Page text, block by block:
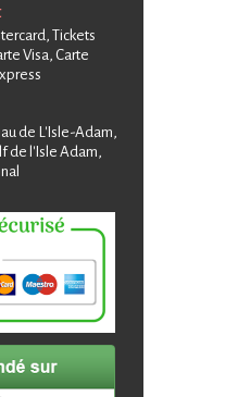
Tickets
Visa, Carte
de L'Isle-Adam,
de l'Isle Adam,